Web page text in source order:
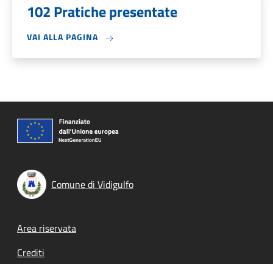
102 Pratiche presentate
VAI ALLA PAGINA
Comune di Vidigulfo
Footer menu
Area riservata
Crediti